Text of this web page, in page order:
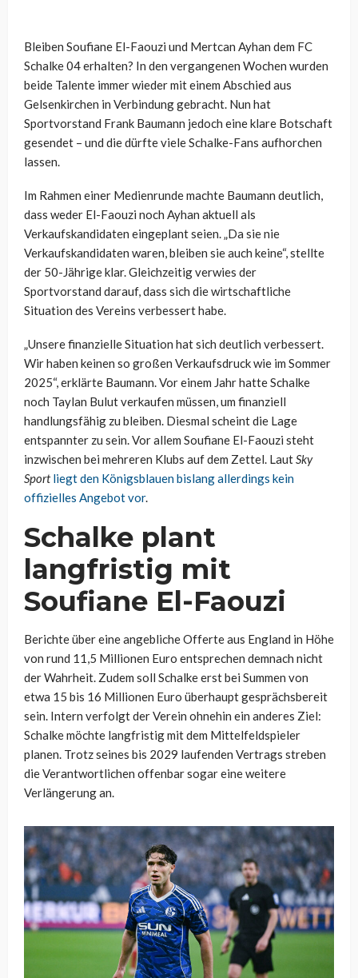
Bleiben Soufiane El-Faouzi und Mertcan Ayhan dem FC
Schalke 04 erhalten? In den vergangenen Wochen wurden
beide Talente immer wieder mit einem Abschied aus
Gelsenkirchen in Verbindung gebracht. Nun hat
Sportvorstand Frank Baumann jedoch eine klare Botschaft
gesendet – und die dürfte viele Schalke-Fans aufhorchen
lassen.
Im Rahmen einer Medienrunde machte Baumann deutlich,
dass weder El-Faouzi noch Ayhan aktuell als
Verkaufskandidaten eingeplant seien. „Da sie nie
Verkaufskandidaten waren, bleiben sie auch keine“, stellte
der 50-Jährige klar. Gleichzeitig verwies der
Sportvorstand darauf, dass sich die wirtschaftliche
Situation des Vereins verbessert habe.
„Unsere finanzielle Situation hat sich deutlich verbessert.
Wir haben keinen so großen Verkaufsdruck wie im Sommer
2025“, erklärte Baumann. Vor einem Jahr hatte Schalke
noch Taylan Bulut verkaufen müssen, um finanziell
handlungsfähig zu bleiben. Diesmal scheint die Lage
entspannter zu sein. Vor allem Soufiane El-Faouzi steht
inzwischen bei mehreren Klubs auf dem Zettel. LautSky
Sport liegt den Königsblauen bislang allerdings kein
offizielles Angebot vor.
Schalke plant
langfristig mit
Soufiane El-Faouzi
Berichte über eine angebliche Offerte aus England in Höhe
von rund 11,5 Millionen Euro entsprechen demnach nicht
der Wahrheit. Zudem soll Schalke erst bei Summen von
etwa 15 bis 16 Millionen Euro überhaupt gesprächsbereit
sein. Intern verfolgt der Verein ohnehin ein anderes Ziel:
Schalke möchte langfristig mit dem Mittelfeldspieler
planen. Trotz seines bis 2029 laufenden Vertrags streben
die Verantwortlichen offenbar sogar eine weitere
Verlängerung an.